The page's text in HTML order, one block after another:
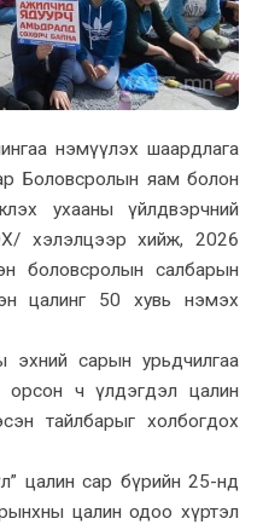
нэмүүлэх шаардлага
Боловсролын яам болон
ухааны үйлдвэрчний
хэлэлцээр хийж, 2026
боловсролын салбарын
цалинг 50 хувь нэмэх
эхний сарын урьдчилгаа
орсон ч үлдэгдэл цалин
тайлбарыг холбогдох
цалин сар бүрийн 25-нд
цалин одоо хүртэл